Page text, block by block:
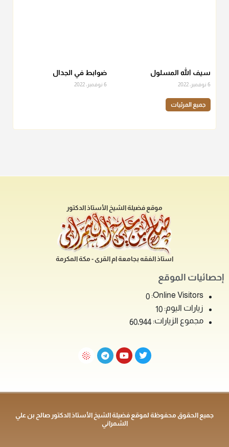
سيف الله المسلول
6 نوفمبر، 2022
ضوابط في الجدال
6 نوفمبر، 2022
جميع المرئيات
موقع فضيلة الشيخ الأستاذ الدكتور
استاذ الفقه بجامعة ام القرى - مكة المكرمة
إحصائيات الموقع
Online Visitors:
0
زيارات اليوم: 10
مجموع الزيارات: 60٬944
جميع الحقوق محفوظة لموقع فضيلة الشيخ الأستاذ الدكتور صالح بن علي
الشمراني